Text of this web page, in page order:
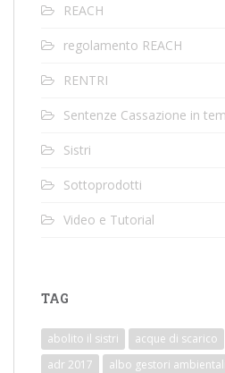
REACH
regolamento REACH
RENTRI
Sentenze Cassazione in
Sistri
Sottoprodotti
Video e Tutorial
TAG
abolito il sistri acque di scarico
adr 2017
albo gestori ambientali